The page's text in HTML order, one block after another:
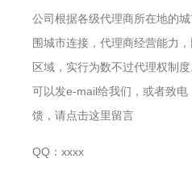
公司根据各级代理商所在地的
围城市连接，代理商经营能力
区域，实行为数不过代理权制
可以发e-mail给我们，或者致电
馈，请点击这里留言
QQ：xxxx